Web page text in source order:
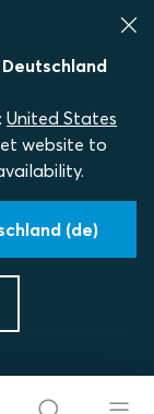
United States
website to
(de)